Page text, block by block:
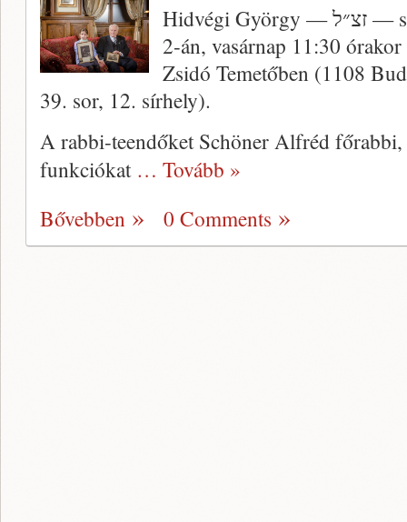
Hidvégi György — זצ״ל — sírkőavatása 2018. szeptember
2-án, vasárnap 11:30
Zsidó Temetőben (1108
39. sor, 12. sírhely).
A rabbi-teendőket Schöner Alfréd
funkciókat … Tovább »
Bővebben
0 Comments